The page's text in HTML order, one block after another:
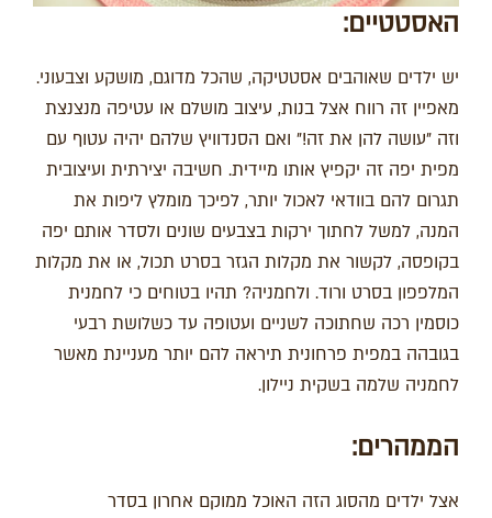
האסטטיים:
יש ילדים שאוהבים אסטטיקה, שהכל מדוגם, מושקע וצבעוני.
מאפיין זה רווח אצל בנות, עיצוב מושלם או עטיפה מנצנצת
וזה "עושה להן את זה!" ואם הסנדוויץ שלהם יהיה עטוף עם
מפית יפה זה יקפיץ אותו מיידית. חשיבה יצירתית ועיצובית
תגרום להם בוודאי לאכול יותר, לפיכך מומלץ ליפות את
המנה, למשל לחתוך ירקות בצבעים שונים ולסדר אותם יפה
בקופסה, לקשור את מקלות הגזר בסרט תכול, או את מקלות
המלפפון בסרט ורוד. ולחמניה? תהיו בטוחים כי לחמנית
כוסמין רכה שחתוכה לשניים ועטופה עד כשלושת רבעי
בגובהה במפית פרחונית תיראה להם יותר מעניינת מאשר
לחמניה שלמה בשקית ניילון.
הממהרים:
אצל ילדים מהסוג הזה האוכל ממוקם אחרון בסדר